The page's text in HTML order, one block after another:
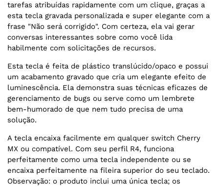
tarefas atribuídas rapidamente com um clique, graças a
esta tecla gravada personalizada e super elegante com a
frase "Não será corrigido". Com certeza, ela vai gerar
conversas interessantes sobre como você lida
habilmente com solicitações de recursos.
Esta tecla é feita de plástico translúcido/opaco e possui
um acabamento gravado que cria um elegante efeito de
luminescência. Ela demonstra suas técnicas eficazes de
gerenciamento de bugs ou serve como um lembrete
bem-humorado de que nem tudo precisa de uma
solução.
A tecla encaixa facilmente em qualquer switch Cherry
MX ou compatível. Com seu perfil R4, funciona
perfeitamente como uma tecla independente ou se
encaixa perfeitamente na fileira superior do seu teclado.
Observação: o produto inclui uma única tecla; os